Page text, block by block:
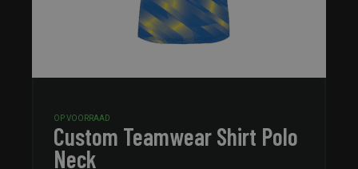
OP VOORRAAD
Custom Teamwear Shirt Polo
Neck